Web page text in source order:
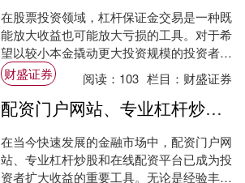
在股票投资领域，杠杆保证金交易是一种既
能放大收益也可能放大亏损的工具。对于希
望以较小本金撬动更大投资规模的投资者来
说，理解杠杆保证金的核心机制至关重要。
本文将为....
财盛证券 阅读： 103 栏目： 财盛证券
配资门户网站、专业杠杆炒股、在线配资平台
在当今快速发展的金融市场中，配资门户网
站、专业杠杆炒股和在线配资平台已成为投
资者扩大收益的重要工具。无论是经验丰富